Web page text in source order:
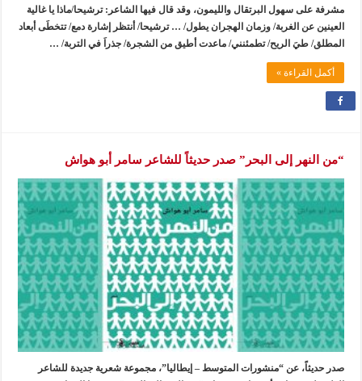
مشرفة على سهول البرتقال والليمون، وقد قال فيها الشاعر: ترشيحا/ماذا يا غالية
العينين عن الغربة/ وزمان الهجران يطول/ … ترشيحا/ أنتظر إشارة دمع/ تتخطَى أبعاد
المطلق/ طيَ الريح/ تطمئنني/ ماعدت أطيق من الشجرة/ جذراَ في التربة/ …
أكمل القراءة »
“من النهر إلى البحر” صدر حديثاً للشاعر سامر أبو هواش
صدر حديثاً، عن “منشورات المتوسط – إيطاليا”، مجموعة شعرية جديدة للشاعر